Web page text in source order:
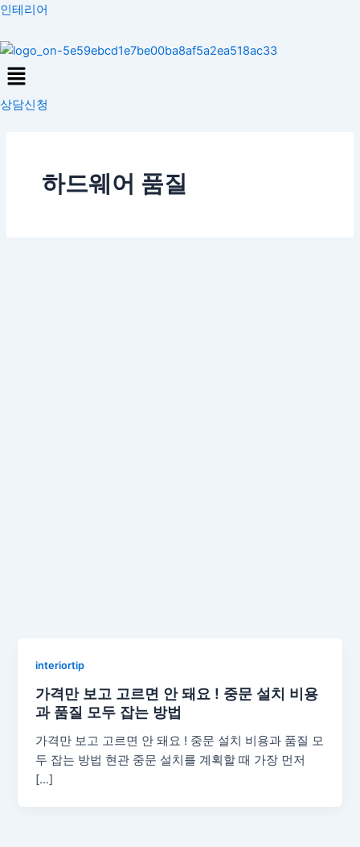
콘
츠
로
건
너
인테리어
Menu
상담신청
하드웨어 품질
interiortip
가격만 보고 고르면 안 돼요 ! 중문 설치 비용
과 품질 모두 잡는 방법
가격만 보고 고르면 안 돼요 ! 중문 설치 비용과 품질 모
두 잡는 방법 현관 중문 설치를 계획할 때 가장 먼저
[…]